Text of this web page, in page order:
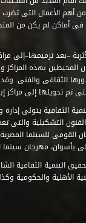
من أهم الأعمال التى
–بعد ترميمها–إلى
بهذه المراكز
تحويلها إلى مراكز إبداع
الثقافية يتولى
التشكيلية
القومى للسينما
بأسوان، مهرجان سينما
التنمية الثقافية
الأهلية